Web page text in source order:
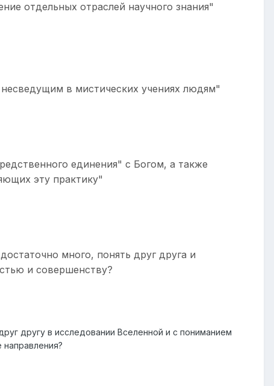
отдельных отраслей научного знания"
в мистических учениях людям"
единения" с Богом, а также
эту практику"
много, понять друг друга и
и совершенству?
другу в исследовании Вселенной и с пониманием